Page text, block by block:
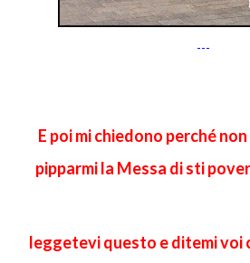
---
E poi mi chiedono perché
pipparmi la Messa di sti
leggetevi questo e ditemi voi